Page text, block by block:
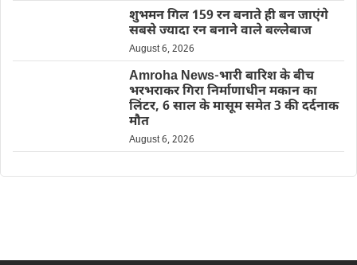
शुभमन गिल 159 रन बनाते ही बन जाएंगे
सबसे ज्यादा रन बनाने वाले बल्लेबाज
August 6, 2026
Amroha News-भारी बारिश के बीच
भरभराकर गिरा निर्माणाधीन मकान का
लिंटर, 6 साल के मासूम समेत 3 की दर्दनाक
मौत
August 6, 2026